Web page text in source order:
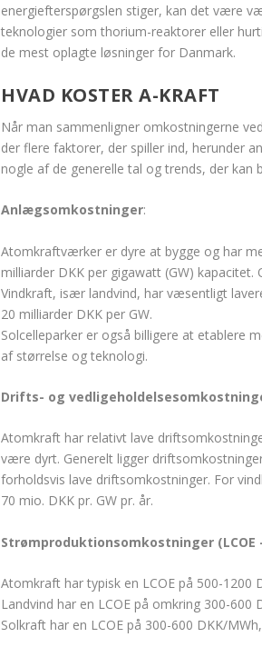
energiefterspørgslen stiger, kan det være
teknologier som thorium-reaktorer eller
de mest oplagte løsninger for Danmark.
HVAD KOSTER A-KRAFT
Når man sammenligner omkostningerne
der flere faktorer, der spiller ind, herunder
nogle af de generelle tal og trends, der kan
Anlægsomkostninger:
Atomkraftværker er dyre at bygge og har
milliarder DKK per gigawatt (GW)
Vindkraft, især landvind, har væsentligt
20 milliarder DKK per GW.
Solcelleparker er også billigere at etablere
af størrelse og teknologi.
Drifts- og
Atomkraft har relativt lave
være dyrt. Generelt ligger
forholdsvis lave driftsomkostninger. For
70 mio. DKK pr. GW pr. år.
Strømproduktionsomkostninger (LCOE
Atomkraft har typisk en LCOE på 500-
Landvind har en LCOE på omkring 300-
Solkraft har en LCOE på 300-600 DKK/